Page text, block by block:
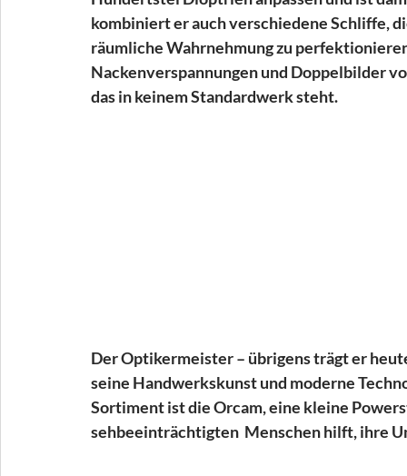
kombiniert er auch verschiedene Schliffe,
räumliche Wahrnehmung zu
Nackenverspannungen und Doppelbilder
das in keinem Standardwerk steht.
Der Optikermeister – übrigens trägt er
seine Handwerkskunst und moderne
Sortiment ist die Orcam, eine kleine
sehbeeinträchtigten  Menschen hilft, ihre